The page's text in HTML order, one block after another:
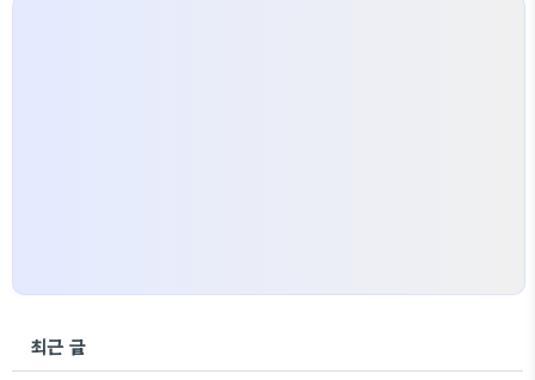
최근 글